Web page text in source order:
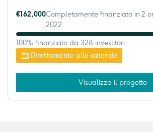
Direttamente alle aziende
€162,000Completamente finanziato in 2
2022.
100% finanziato da 328 investitori
Visualizza il progetto